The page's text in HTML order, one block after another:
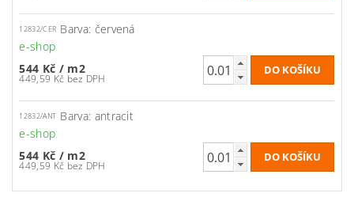
12832/CER Barva: červená
e-shop
544 Kč / m2
449,59 Kč bez DPH
12832/ANT Barva: antracit
e-shop
544 Kč / m2
449,59 Kč bez DPH